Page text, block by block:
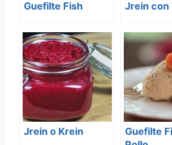
Guefilte Fish Jrein con
Jrein o Krein
Guefilte